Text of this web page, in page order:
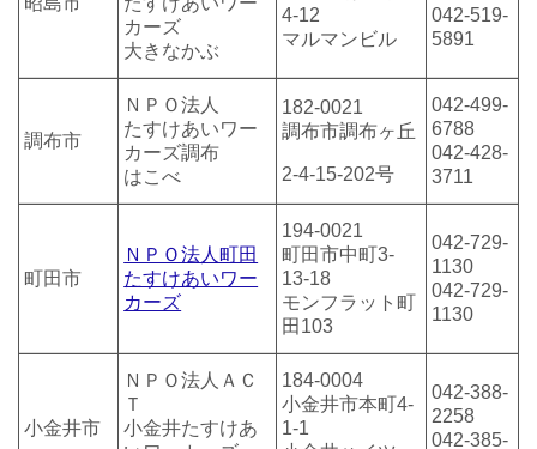
カーズ
大きなかぶ
4-12
マルマンビル
042-519-
5891
調布市
ＮＰＯ法人
たすけあいワー
カーズ調布
はこべ
182-0021
調布市調布ヶ丘
2-4-15-202号
042-499-
6788
042-428-
3711
町田市
ＮＰＯ法人町田
たすけあいワー
カーズ
194-0021
町田市中町3-
13-18
モンフラット町
田103
042-729-
1130
042-729-
1130
小金井市
ＮＰＯ法人ＡＣ
Ｔ
小金井たすけあ
184-0004
小金井市本町4-
1-1
042-388-
2258
042-385-